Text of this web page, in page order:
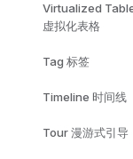
Virtualized
虚拟化表格
Tag 标签
Timeline 时间线
Tour 漫游式引导
model-value
readonly
disabled
editable